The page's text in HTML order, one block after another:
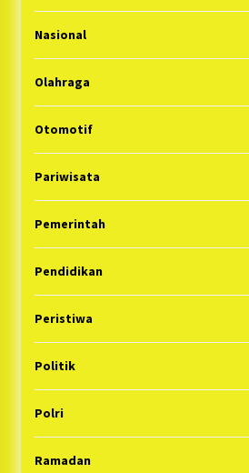
Nasional
Olahraga
Otomotif
Pariwisata
Pemerintah
Pendidikan
Peristiwa
Politik
Polri
Ramadan